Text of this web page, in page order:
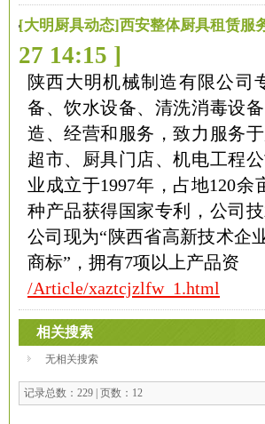
[大明厨具动态]西安整体厨具租赁服
27 14:15 ]
陕西大明机械制造有限公司
备、饮水设备、清洗消毒设
造、经营和服务，致力服务
超市、厨具门店、机电工程
业成立于1997年，占地120
种产品获得国家专利，公司
公司现为“陕西省高新技术企
商标”，拥有7项以上产品资
/Article/xaztcjzlfw_1.html
相关搜索
无相关搜索
记录总数：229 | 页数：12